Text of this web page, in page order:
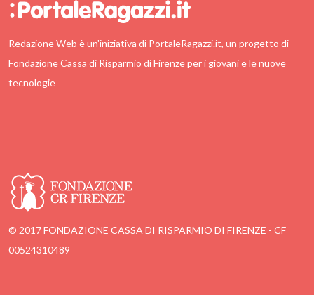
Redazione Web è un'iniziativa di PortaleRagazzi.it, un progetto di
Fondazione Cassa di Risparmio di Firenze per i giovani e le nuove
tecnologie
© 2017 FONDAZIONE CASSA DI RISPARMIO DI FIRENZE - CF
00524310489